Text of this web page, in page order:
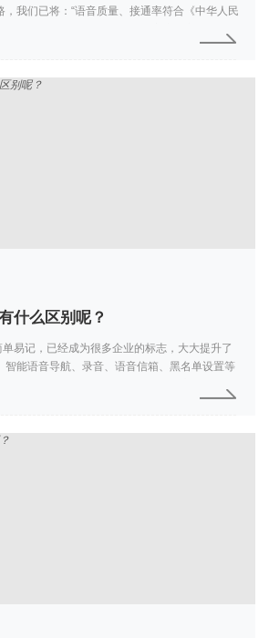
，我们已将：“语音质量、接通率符合《中华人民
什么区别呢？
易记，已经成为很多企业的标志，大大提升了
智能语音导航、录音、语音信箱、黑名单设置等